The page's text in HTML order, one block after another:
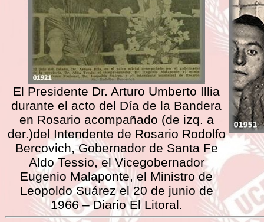
El Presidente Dr. Arturo Umberto Illia
durante el acto del Día de la Bandera
en Rosario acompañado (de izq. a
der.)del Intendente de Rosario Rodolfo
Bercovich, Gobernador de Santa Fe
Aldo Tessio, el Vicegobernador
Eugenio Malaponte, el Ministro de
Leopoldo Suárez el 20 de junio de
1966 – Diario El Litoral.